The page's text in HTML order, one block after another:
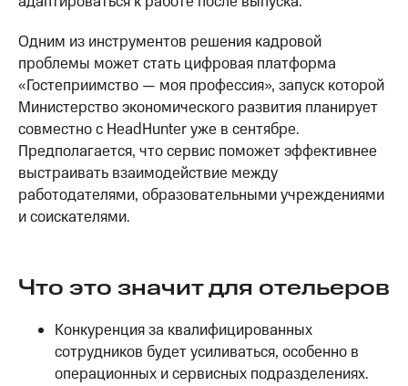
Одним из инструментов решения кадровой
проблемы может стать цифровая платформа
«Гостеприимство — моя профессия», запуск которой
Министерство экономического развития планирует
совместно с HeadHunter уже в сентябре.
Предполагается, что сервис поможет эффективнее
выстраивать взаимодействие между
работодателями, образовательными учреждениями
и соискателями.
Что это значит для отельеров
Конкуренция за квалифицированных
сотрудников будет усиливаться, особенно в
операционных и сервисных подразделениях.